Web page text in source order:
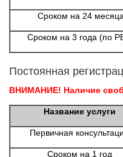
Сроком на 24
Сроком на 3 года (по
Постоянная
ВНИМАНИЕ! Наличие
Название услуги
Первичная
Сроком на 1 год